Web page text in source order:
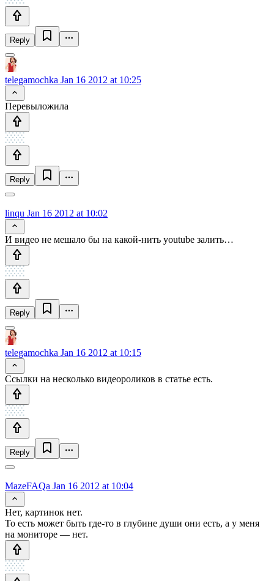
Reply
telegamochka Jan 16 2012 at 10:25
Перевыложила
Reply
linqu Jan 16 2012 at 10:02
И видео не мешало бы на какой-нить youtube залить…
Reply
telegamochka Jan 16 2012 at 10:15
Ссылки на несколько видеороликов в статье есть.
Reply
MazeFAQa Jan 16 2012 at 10:04
Нет, картинок нет.
То есть может быть где-то в глубине души они есть, а у меня
на мониторе — нет.